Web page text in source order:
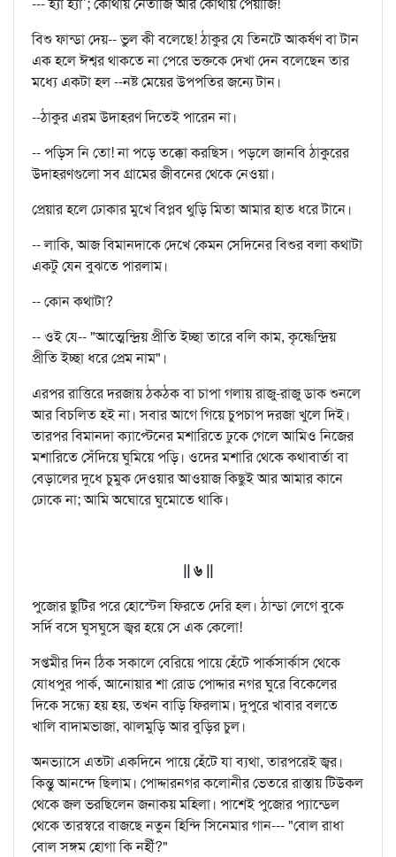
--- হ্যাঁ হ্যা`; কোথায় নেতাজি আর কোথায় পেঁয়াজি!
বিশু ফান্ডা দেয়-- ভুল কী বলেছে! ঠাকুর যে তিনটে আকর্ষণ বা টান
এক হলে ঈশ্বর থাকতে না পেরে ভক্তকে দেখা দেন বলেছেন তার
মধ্যে একটা হল --নষ্ট মেয়ের উপপতির জন্যে টান।
--ঠাকুর এরম উদাহরণ দিতেই পারেন না।
-- পড়িস নি তো! না পড়ে তক্কো করছিস। পড়লে জানবি ঠাকুরের
উদাহরণগুলো সব গ্রামের জীবনের থেকে নেওয়া।
প্রেয়ার হলে ঢোকার মুখে বিপ্লব থুড়ি মিতা আমার হাত ধরে টানে।
-- লাকি, আজ বিমানদাকে দেখে কেমন সেদিনের বিশুর বলা কথাটা
একটু যেন বুঝতে পারলাম।
-- কোন কথাটা?
-- ওই যে-- "আত্মেন্দ্রিয় প্রীতি ইচ্ছা তারে বলি কাম, কৃষ্ণেন্দ্রিয়
প্রীতি ইচ্ছা ধরে প্রেম নাম"।
এরপর রাত্তিরে দরজায় ঠকঠক বা চাপা গলায় রাজু-রাজু ডাক শুনলে
আর বিচলিত হই না। সবার আগে গিয়ে চুপচাপ দরজা খুলে দিই।
তারপর বিমানদা ক্যাপ্টেনের মশারিতে ঢুকে গেলে আমিও নিজের
মশারিতে সেঁদিয়ে ঘুমিয়ে পড়ি। ওদের মশারি থেকে কথাবার্তা বা
বেড়ালের দুধে চুমুক দেওয়ার আওয়াজ কিছুই আর আমার কানে
ঢোকে না; আমি অঘোরে ঘুমোতে থাকি।
|| ৬ ||
পুজোর ছুটির পরে হোস্টেল ফিরতে দেরি হল। ঠান্ডা লেগে বুকে
সর্দি বসে ঘুসঘুসে জ্বর হয়ে সে এক কেলো!
সপ্তমীর দিন ঠিক সকালে বেরিয়ে পায়ে হেঁটে পার্কসার্কাস থেকে
যোধপুর পার্ক, আনোয়ার শা রোড পোদ্দার নগর ঘুরে বিকেলের
দিকে সন্ধ্যে হয় হয়, তখন বাড়ি ফিরলাম। দুপুরে খাবার বলতে
খালি বাদামভাজা, ঝালমুড়ি আর বুড়ির চুল।
অনভ্যাসে এতটা একদিনে পায়ে হেঁটে যা ব্যথা, তারপরেই জ্বর।
কিন্তু আনন্দে ছিলাম। পোদ্দারনগর কলোনীর ভেতরে রাস্তায় টিউকল
থেকে জল ভরছিলেন জনাকয় মহিলা। পাশেই পুজোর প্যান্ডেল
থেকে তারস্বরে বাজছে নতুন হিন্দি সিনেমার গান--- "বোল রাধা
বোল সঙ্গম হোগা কি নহীঁ?"